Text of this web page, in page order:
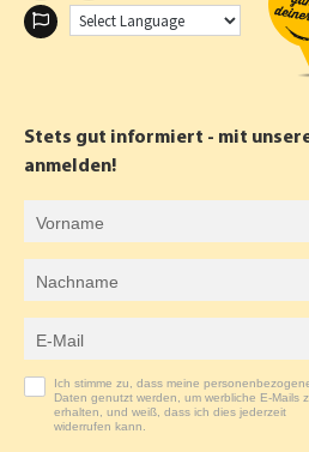
O
O
N
G
R
Stets gut informiert - mit
anmelden!
Ich stimme zu, dass meine
Daten genutzt werden, um werbliche E-Mails
erhalten, und weiß, dass ich dies jederzeit
widerrufen kann.